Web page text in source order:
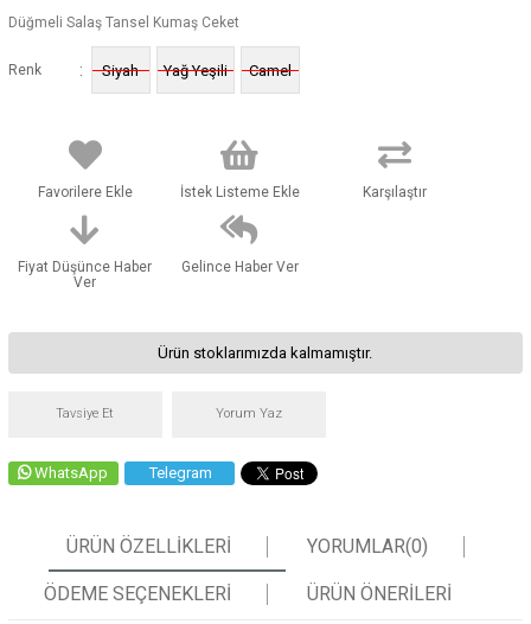
Düğmeli Salaş Tansel Kumaş Ceket
Renk : Siyah Yağ Yeşili Camel
Favorilere Ekle İstek Listeme Ekle Karşılaştır
Fiyat Düşünce Haber
Ver
Gelince Haber Ver
Ürün stoklarımızda kalmamıştır.
Tavsiye Et Yorum Yaz
WhatsApp Telegram
ÜRÜN ÖZELLIKLERI YORUMLAR(0)
ÖDEME SEÇENEKLERI ÜRÜN ÖNERILERI